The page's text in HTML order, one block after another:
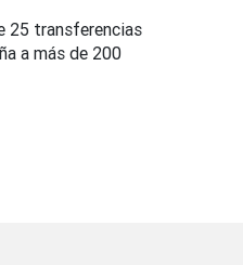
25 transferencias
a más de 200